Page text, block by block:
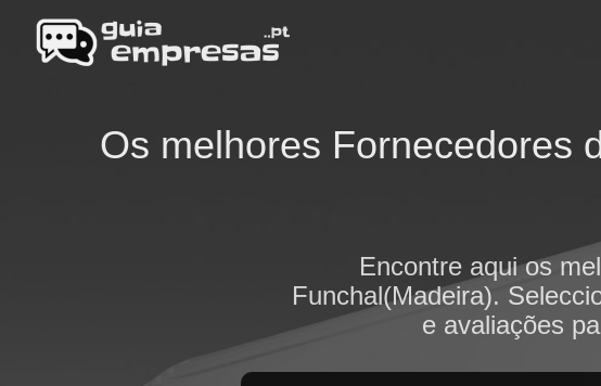
Os melhores Fornecedores
Encontre aqui os
Funchal(Madeira).
e avaliações